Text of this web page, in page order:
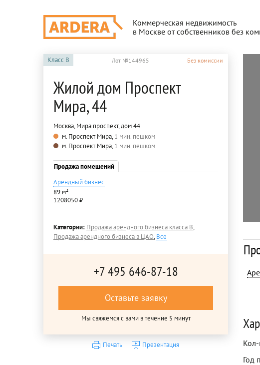
Коммерческая недвижимость
в Москве от собственников без
Класс B Лот №144965 Без комиссии
Жилой дом Проспект
Мира, 44
Москва, Мира проспект, дом 44
м. Проспект Мира,1 мин. пешком
м. Проспект Мира,1 мин. пешком
Продажа помещений
Арендный бизнес
89 м²
1208050 ₽
Категории: Продажа арендного бизнеса класса B,
Продажа арендного бизнеса в ЦАО,Все
+7 495 646-87-18
Оставьте заявку
Мы свяжемся с вами в течение 5 минут
Печать Презентация
Год